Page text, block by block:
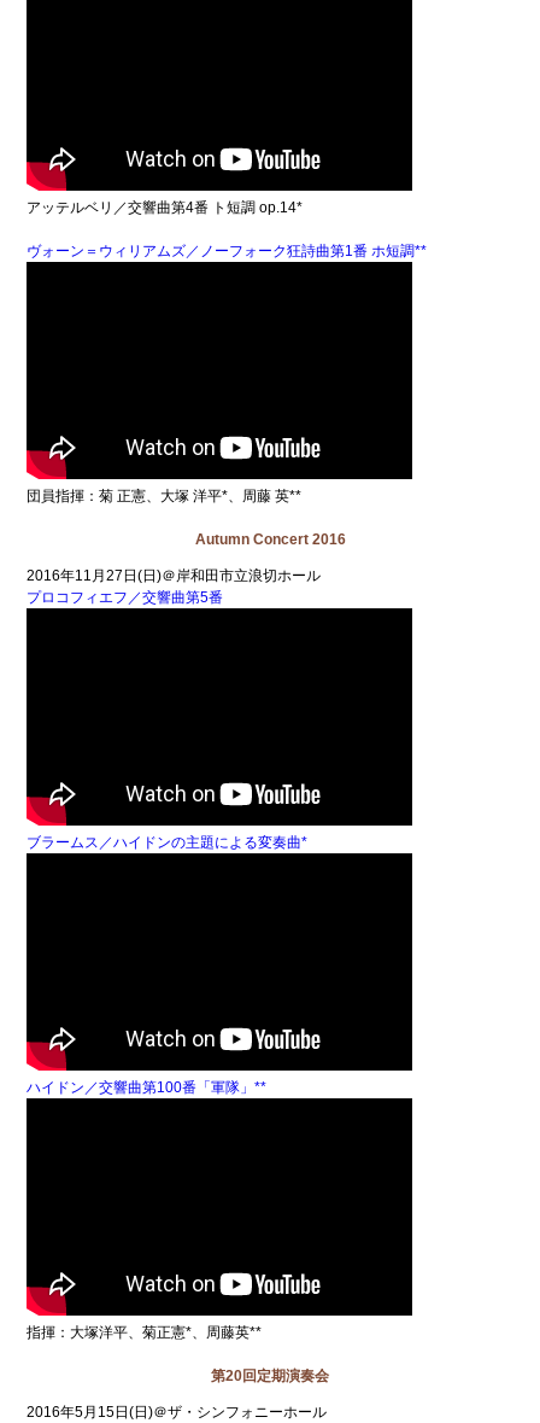
アッテルベリ／交響曲第4番 ト短調 op.14*
ヴォーン＝ウィリアムズ／ノーフォーク狂詩曲第1番 ホ短調**
団員指揮：菊 正憲、大塚 洋平*、周藤 英**
Autumn Concert 2016
2016年11月27日(日)＠岸和田市立浪切ホール
プロコフィエフ／交響曲第5番
ブラームス／ハイドンの主題による変奏曲*
ハイドン／交響曲第100番「軍隊」**
指揮：大塚洋平、菊正憲*、周藤英**
第20回定期演奏会
2016年5月15日(日)＠ザ・シンフォニーホール